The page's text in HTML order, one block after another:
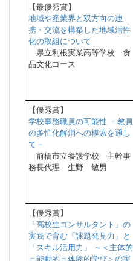
【最優秀賞】
地域や産業界と双方向の連
携・交流を構築した地域活性
化の取組について
県立利根実業高等学校 食
品文化コース
【優秀賞】
学校事務職員の可能性 －教員
の多忙化解消への模索を通し
て－
前橋市立養護学校 主幹事
務長代理 生野 敏男
【優秀賞】
「高校生コンサルタント」の
実践で育む「課題発見力」と
「スキル活用力」 ～＜主体的
＝能動的＝体験的学び＞の実